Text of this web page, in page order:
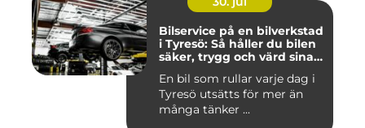
Bilservice på en bilverkstad
i Tyresö: Så håller du bilen
säker, trygg och värd sina
En bil som rullar varje dag i
Tyresö utsätts för mer än
många tänker ...